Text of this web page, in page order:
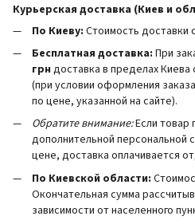
Курьерская доставка (Киев и
По Киеву: Стоимость доставки
Бесплатная доставка: При
грн доставка в пределах
(при условии оформления
по цене, указанной на сайте).
Обратите внимание:Если товар
дополнительной персональной
цене, доставка оплачивается
По Киевской области:
Окончательная сумма
зависимости от населенного